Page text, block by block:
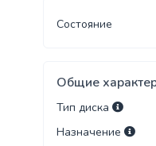
Состояние
Общие
Тип диска
Назначение